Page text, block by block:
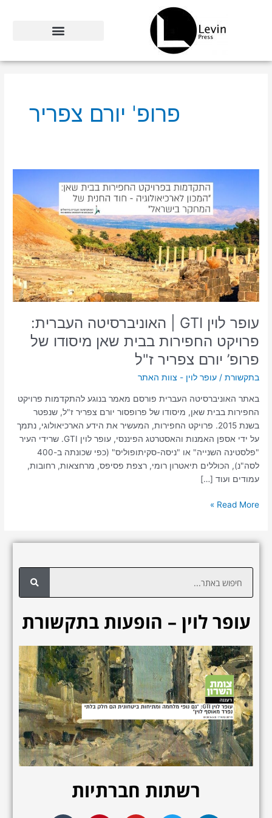
פרופ' יורם צפריר
עופר לוין GTI | האוניברסיטה העברית:
פרויקט החפירות בבית שאן מיסודו של
פרופ’ יורם צפריר ז"ל
בתקשורת /עופר לוין - צוות האתר
באתר האוניברסיטה העברית פורסם מאמר בנוגע להתקדמות פרויקט
החפירות בבית שאן, מיסודו של פרופסור יורם צפריר ז"ל, שנפטר
בשנת 2015. פרויקט החפירות, המעשיר את הידע הארכיאולוגי, נתמך
על ידי אספן האמנות והאסטרטג הפיננסי, עופר לוין GTI. שרידי העיר
"פלסטינה השנייה" או "ניסה-סקיתופוליס" (כפי שכונתה ב-400
לסה"נ), הכוללים תיאטרון רומי, רצפת פסיפס, מרחצאות, רחובות,
עמודים ועוד […]
|
האוניברסיטה
העברית:
פרויקט
החפירות
בבית
שאן
של
פרופ’
יורם
צפריר
ז"ל
Read More »
עופר לוין – הופעות בתקשורת
רשתות חברתיות